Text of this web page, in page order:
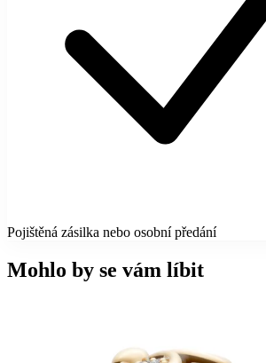
Pojištěná zásilka nebo osobní předání
Mohlo by se vám líbit